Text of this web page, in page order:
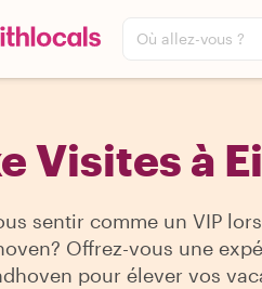
Où allez-vous ?
Visites à
sentir comme un VIP
Offrez-vous une
pour élever vos